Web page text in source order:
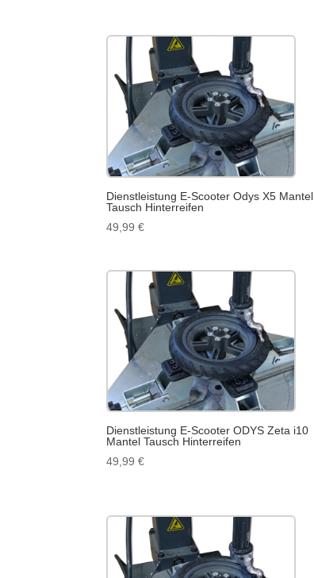
Dienstleistung E-Scooter Odys X5 Mantel
Tausch Hinterreifen
49,99€
Dienstleistung E-Scooter ODYS Zeta i10
Mantel Tausch Hinterreifen
49,99€